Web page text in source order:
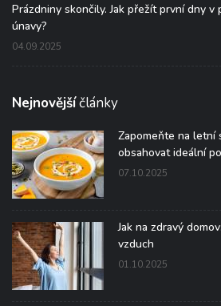
Prázdniny skončily. Jak přežít první dny
únavy?
04.09.2025
Nejnovějšíčlánky
Zapomeňte na letní
obsahovat ideální
07.10.2025
Jak na zdravý
vzduch
01.10.2025